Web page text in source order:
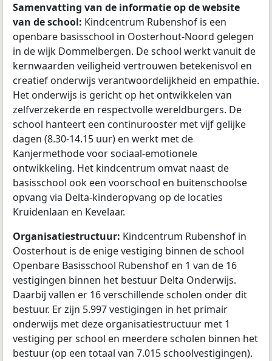
Samenvatting van de informatie op de website
van de school: Kindcentrum Rubenshof is een
openbare basisschool in Oosterhout-Noord gelegen
in de wijk Dommelbergen. De school werkt vanuit de
kernwaarden veiligheid vertrouwen betekenisvol en
creatief onderwijs verantwoordelijkheid en empathie.
Het onderwijs is gericht op het ontwikkelen van
zelfverzekerde en respectvolle wereldburgers. De
school hanteert een continurooster met vijf gelijke
dagen (8.30-14.15 uur) en werkt met de
Kanjermethode voor sociaal-emotionele
ontwikkeling. Het kindcentrum omvat naast de
basisschool ook een voorschool en buitenschoolse
opvang via Delta-kinderopvang op de locaties
Kruidenlaan en Kevelaar.
Organisatiestructuur: Kindcentrum Rubenshof in
Oosterhout is de enige vestiging binnen de school
Openbare Basisschool Rubenshof en 1 van de 16
vestigingen binnen het bestuur Delta Onderwijs.
Daarbij vallen er 16 verschillende scholen onder dit
bestuur. Er zijn 5.997 vestigingen in het primair
onderwijs met deze organisatiestructuur met 1
vestiging per school en meerdere scholen binnen het
bestuur (op een totaal van 7.015 schoolvestigingen).